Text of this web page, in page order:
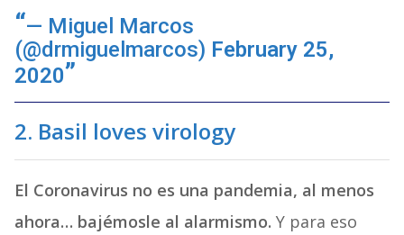
— Miguel Marcos
(@drmiguelmarcos) February 25,
2020
2. Basil loves virology
El Coronavirus no es una pandemia, al menos
ahora… bajémosle al alarmismo. Y para eso